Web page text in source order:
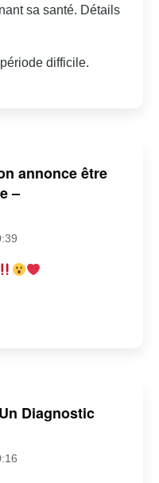
sa santé. Détails
difficile.
annonce être
–
Diagnostic